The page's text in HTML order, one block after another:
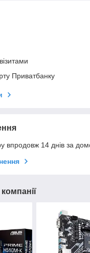
Приватбанку
впродовж 14 днів за